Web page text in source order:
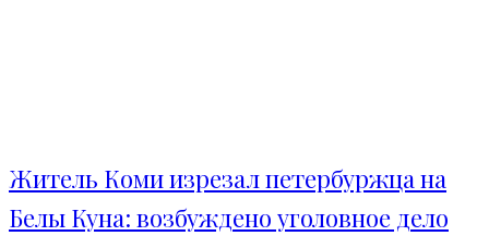
Житель Коми изрезал петербуржца на
Белы Куна: возбуждено уголовное дело